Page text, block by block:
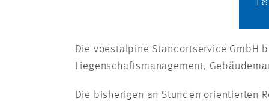
Die voestalpine Standortservice GmbH
Liegenschaftsmanagement,
Die bisherigen an Stunden orientierten